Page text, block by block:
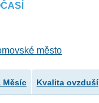
město
Měsíc Kvalita ovzduší